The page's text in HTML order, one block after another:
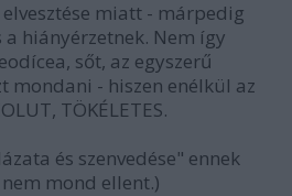
miatt - márpedig
hiányérzetnek. Nem így
sőt, az egyszerű
mondani - hiszen enélkül az
TÖKÉLETES.
és szenvedése" ennek
mond ellent.)